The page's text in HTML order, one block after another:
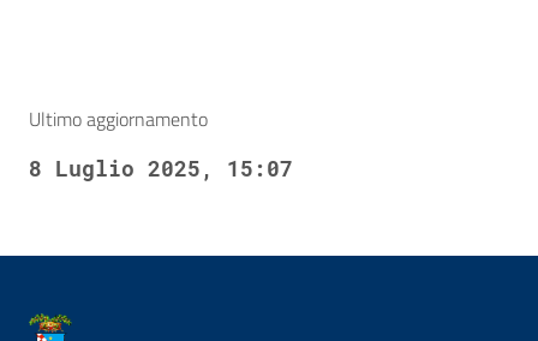
Ultimo aggiornamento
8 Luglio 2025, 15:07